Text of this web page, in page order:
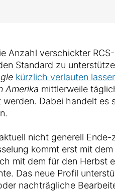
Anzahl verschickter
Standard zu
kürzlich verlauten
Amerika mittlerweile
Dabei handelt es
nicht generell
kommt erst mit
mit dem für den Herbst
Das neue Profil
nachträgliche